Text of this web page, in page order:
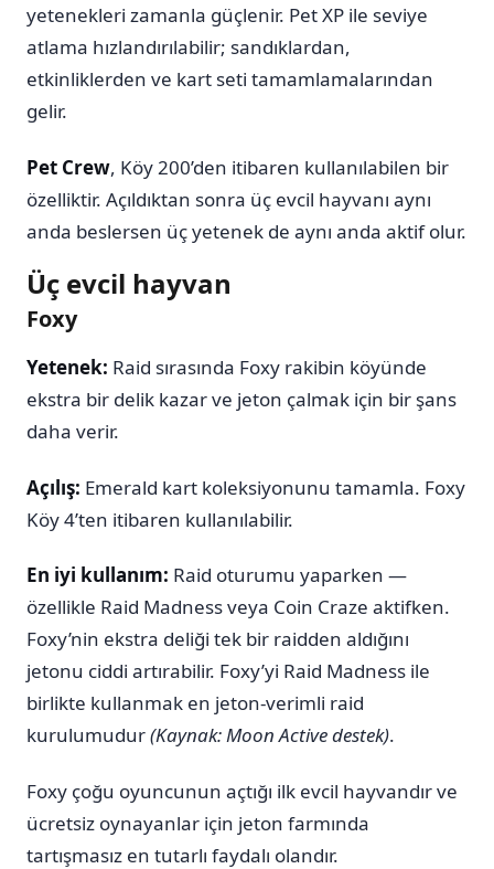
yetenekleri zamanla güçlenir. Pet XP ile seviye
atlama hızlandırılabilir; sandıklardan,
etkinliklerden ve kart seti tamamlamalarından
gelir.
Pet Crew, Köy 200’den itibaren kullanılabilen bir
özelliktir. Açıldıktan sonra üç evcil hayvanı aynı
anda beslersen üç yetenek de aynı anda aktif olur.
Üç evcil hayvan
Foxy
Yetenek: Raid sırasında Foxy rakibin köyünde
ekstra bir delik kazar ve jeton çalmak için bir şans
daha verir.
Açılış: Emerald kart koleksiyonunu tamamla. Foxy
Köy 4’ten itibaren kullanılabilir.
En iyi kullanım: Raid oturumu yaparken —
özellikle Raid Madness veya Coin Craze aktifken.
Foxy’nin ekstra deliği tek bir raidden aldığını
jetonu ciddi artırabilir. Foxy’yi Raid Madness ile
birlikte kullanmak en jeton-verimli raid
kurulumudur(Kaynak: Moon Active destek).
Foxy çoğu oyuncunun açtığı ilk evcil hayvandır ve
ücretsiz oynayanlar için jeton farmında
tartışmasız en tutarlı faydalı olandır.